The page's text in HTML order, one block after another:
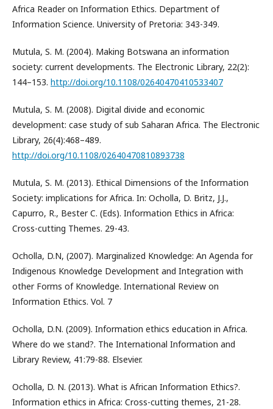
Africa Reader on Information Ethics. Department of
Information Science. University of Pretoria: 343-349.
Mutula, S. M. (2004). Making Botswana an information
society: current developments. The Electronic Library, 22(2):
144–153. http://doi.org/10.1108/02640470410533407
Mutula, S. M. (2008). Digital divide and economic
development: case study of sub Saharan Africa. The Electronic
Library, 26(4):468–489.
http://doi.org/10.1108/02640470810893738
Mutula, S. M. (2013). Ethical Dimensions of the Information
Society: implications for Africa. In: Ocholla, D. Britz, J.J.,
Capurro, R., Bester C. (Eds). Information Ethics in Africa:
Cross-cutting Themes. 29-43.
Ocholla, D.N, (2007). Marginalized Knowledge: An Agenda for
Indigenous Knowledge Development and Integration with
other Forms of Knowledge. International Review on
Information Ethics. Vol. 7
Ocholla, D.N. (2009). Information ethics education in Africa.
Where do we stand?. The International Information and
Library Review, 41:79-88. Elsevier.
Ocholla, D. N. (2013). What is African Information Ethics?.
Information ethics in Africa: Cross-cutting themes, 21-28.